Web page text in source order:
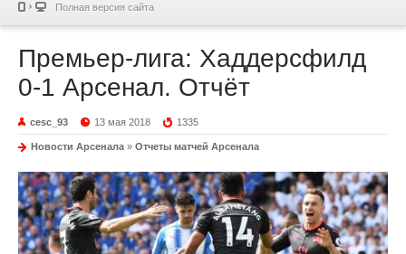
Полная версия сайта
Премьер-лига: Хаддерсфилд
0-1 Арсенал. Отчёт
cesc_93 13 мая 2018 1335
Новости Арсенала » Отчеты матчей Арсенала